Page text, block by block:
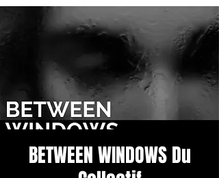
BETWEEN WINDOWS Du